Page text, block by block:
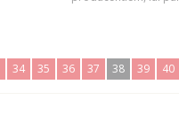
34 35 36 37 38 39 40